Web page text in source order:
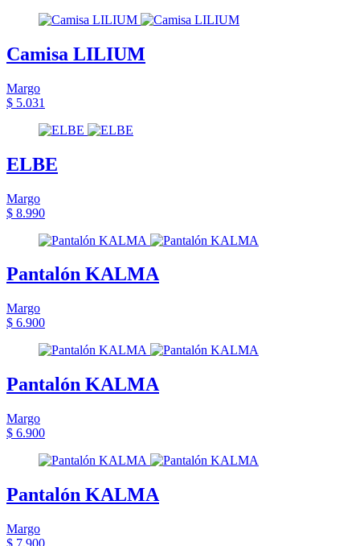
Camisa LILIUM
Margo
$ 5.031
ELBE
Margo
$ 8.990
Pantalón KALMA
Margo
$ 6.900
Pantalón KALMA
Margo
$ 6.900
Pantalón KALMA
Margo
$ 7.900